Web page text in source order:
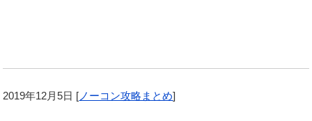
2019年12月5日 [ ノーコン攻略まとめ]